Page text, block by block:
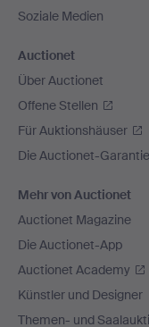
Soziale Medien
Auctionet
Über Auctionet
Offene Stellen
Für Auktionshäuser
Die Auctionet-Garantie
Mehr von Auctionet
Auctionet Magazine
Die Auctionet-App
Auctionet Academy
Künstler und Designer
Themen- und